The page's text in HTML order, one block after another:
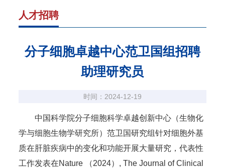
人才招聘
分子细胞卓越中心范卫国组招聘
助理研究员
时间：2024-12-19
中国科学院分子细胞科学卓越创新中心（生物化
学与细胞生物学研究所）范卫国研究组针对细胞外基
质在肝脏疾病中的变化和功能开展大量研究，代表性
工作发表在Nature （2024）, The Journal of Clinical